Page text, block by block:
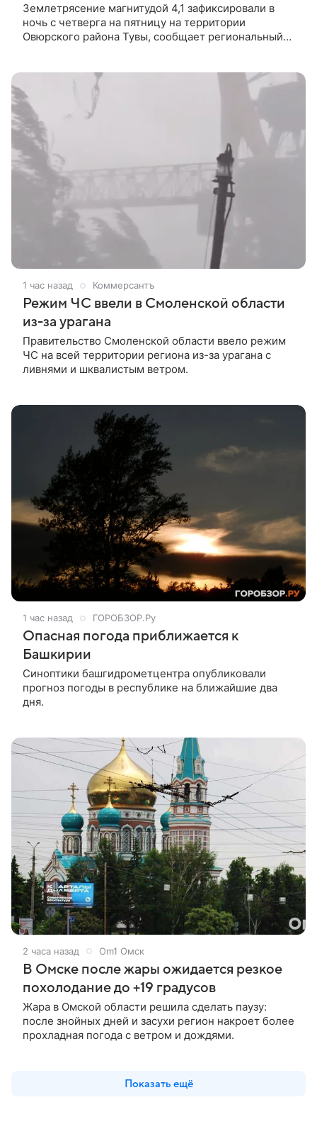
Землетрясение магнитудой 4,1 зафиксировали в
ночь с четверга на пятницу на территории
Овюрского района Тувы, сообщает региональный
1 час назад Коммерсантъ
Режим ЧС ввели в Смоленской области
из-за урагана
Правительство Смоленской области ввело режим
ЧС на всей территории региона из-за урагана с
ливнями и шквалистым ветром.
1 час назад ГОРОБЗОР.Ру
Опасная погода приближается к
Башкирии
Синоптики башгидрометцентра опубликовали
прогноз погоды в республике на ближайшие два
дня.
2 часа назад Om1 Омск
В Омске после жары ожидается резкое
похолодание до +19 градусов
Жара в Омской области решила сделать паузу:
после знойных дней и засухи регион накроет более
прохладная погода с ветром и дождями.
Показать ещё